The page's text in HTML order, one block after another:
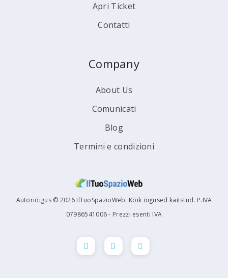
Apri Ticket
Contatti
Company
About Us
Comunicati
Blog
Termini e condizioni
Autoriõigus © 2026 IlTuoSpazioWeb. Kõik õigused kaitstud. P.IVA
07986541006 - Prezzi esenti IVA